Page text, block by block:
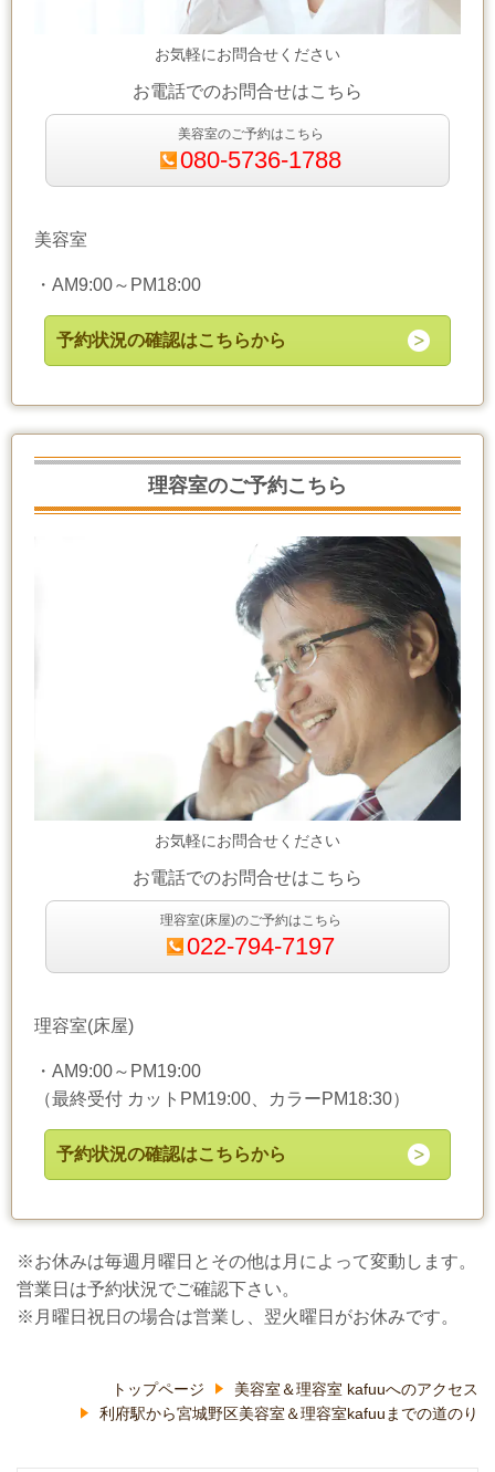
お気軽にお問合せください
お電話でのお問合せはこちら
美容室のご予約はこちら
080-5736-1788
美容室
・ AM9:00～PM18:00
予約状況の確認はこちらから
理容室のご予約こちら
お気軽にお問合せください
お電話でのお問合せはこちら
理容室(床屋)のご予約はこちら
022-794-7197
理容室(床屋)
・AM9:00～PM19:00
（最終受付 カットPM19:00、カラーPM18:30）
予約状況の確認はこちらから
※お休みは毎週月曜日とその他は月によって変動します。
営業日は予約状況でご確認下さい。
※月曜日祝日の場合は営業し、翌火曜日がお休みです。
トップページ
美容室＆理容室 kafuuへのアクセス
利府駅から宮城野区美容室＆理容室kafuuまでの道のり